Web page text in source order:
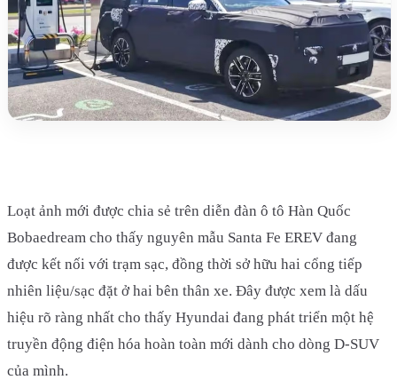
Loạt ảnh mới được chia sẻ trên diễn đàn ô tô Hàn Quốc
Bobaedream cho thấy nguyên mẫu Santa Fe EREV đang
được kết nối với trạm sạc, đồng thời sở hữu hai cổng tiếp
nhiên liệu/sạc đặt ở hai bên thân xe. Đây được xem là dấu
hiệu rõ ràng nhất cho thấy Hyundai đang phát triển một hệ
truyền động điện hóa hoàn toàn mới dành cho dòng D-SUV
của mình.